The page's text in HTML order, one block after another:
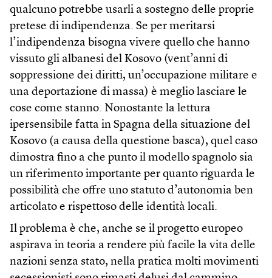
qualcuno potrebbe usarli a sostegno delle proprie
pretese di indipendenza. Se per meritarsi
l’indipendenza bisogna vivere quello che hanno
vissuto gli albanesi del Kosovo (vent’anni di
soppressione dei diritti, un’occupazione militare e
una deportazione di massa) è meglio lasciare le
cose come stanno. Nonostante la lettura
ipersensibile fatta in Spagna della situazione del
Kosovo (a causa della questione basca), quel caso
dimostra fino a che punto il modello spagnolo sia
un riferimento importante per quanto riguarda le
possibilità che offre uno statuto d’autonomia ben
articolato e rispettoso delle identità locali.
Il problema è che, anche se il progetto europeo
aspirava in teoria a rendere più facile la vita delle
nazioni senza stato, nella pratica molti movimenti